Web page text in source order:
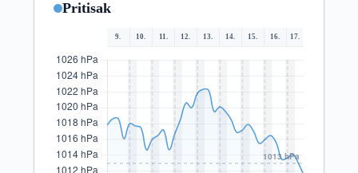
Pritisak
9. 10. 11. 12. 13. 14. 15. 16. 17.